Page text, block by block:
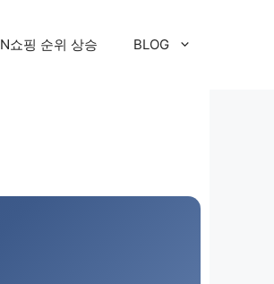
N쇼핑 순위 상승 BLOG